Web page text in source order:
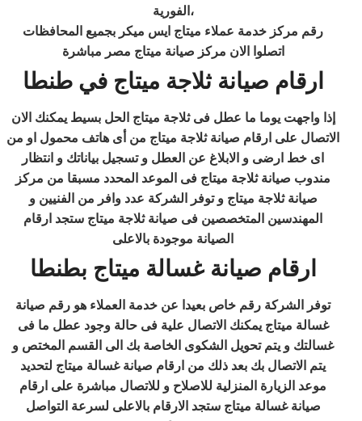
الفورية،
رقم مركز خدمة عملاء ميتاج ايس ميكر بجميع المحافظات
اتصلوا الان مركز صيانة ميتاج مصر مباشرة
ارقام صيانة ثلاجة ميتاج في طنطا
إذا واجهت يوما ما عطل فى ثلاجة ميتاج الحل بسيط يمكنك الان
الاتصال على ارقام صيانة ثلاجة ميتاج من أى هاتف محمول او من
اى خط ارضى و الابلاغ عن العطل و تسجيل بياناتك و انتظار
مندوب صيانة ثلاجة ميتاج فى الموعد المحدد مسبقا من مركز
صيانة ثلاجة ميتاج و توفر الشركة عدد وافر من الفنيين و
المهندسين المتخصصين فى صيانة ثلاجة ميتاج ستجد ارقام
الصيانة موجودة بالاعلى
ارقام صيانة غسالة ميتاج بطنطا
توفر الشركة رقم خاص بعيدا عن خدمة العملاء هو رقم صيانة
غسالة ميتاج يمكنك الاتصال علية فى حالة وجود عطل ما فى
غسالتك و يتم تحويل الشكوى الخاصة بك الى القسم المختص و
يتم الاتصال بك بعد ذلك من ارقام صيانة غسالة ميتاج لتحديد
موعد الزيارة المنزلية للاصلاح و للاتصال مباشرة على ارقام
صيانة غسالة ميتاج ستجد الارقام بالاعلى لسرعة التواصل